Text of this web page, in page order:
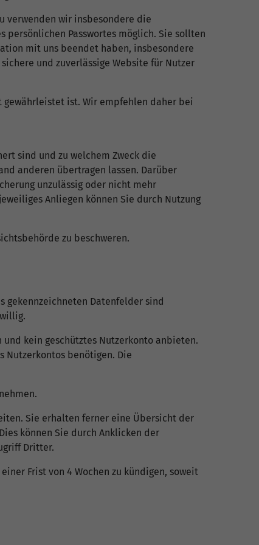
verwenden wir insbesondere die
persönlichen Passwortes möglich. Sie sollten
mit uns beendet haben, insbesondere
und zuverlässige Website für Nutzer
ist. Wir empfehlen daher bei
sind und zu welchem Zweck die
anderen übertragen lassen. Darüber
unzulässig oder nicht mehr
Anliegen können Sie durch Nutzung
zu beschweren.
gekennzeichneten Datenfelder sind
kein geschütztes Nutzerkonto anbieten.
Nutzerkontos benötigen. Die
Sie erhalten ferner eine Übersicht der
können Sie durch Anklicken der
Dritter.
Frist von 4 Wochen zu kündigen, soweit